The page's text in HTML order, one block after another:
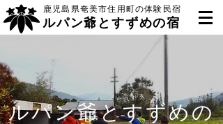
鹿児島県奄美市住用町の体験民宿
ルパン爺とすずめの宿
ルパン爺とすずめの